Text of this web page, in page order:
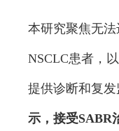
本研究聚焦无
NSCLC患者，
提供诊断和复发
示，接受SABR